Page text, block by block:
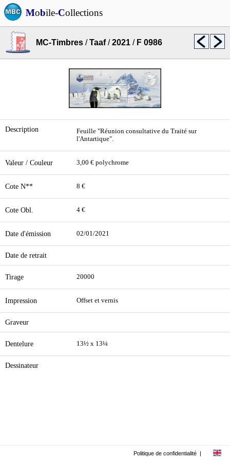
Mobile-Collections
MC-Timbres /Taaf/2021 / F 0986
Description
Feuille "Réunion consultative du Traité sur
l'Antartique".
Valeur / Couleur 3,00 € polychrome
Cote N** 8 €
Cote Obl. 4 €
Date d'émission 02/01/2021
Date de retrait
Tirage 20000
Impression Offset et vernis
Graveur
Dentelure 13½ x 13¼
Dessinateur
Politique de confidentialité |